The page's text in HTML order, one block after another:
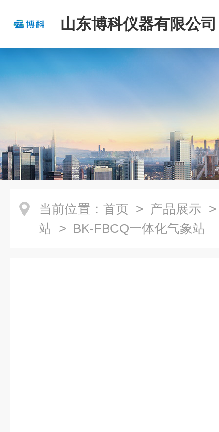
山东博科仪器有限公司
当前位置： 首页 > 产品展示
站 > BK-FBCQ一体化气象站